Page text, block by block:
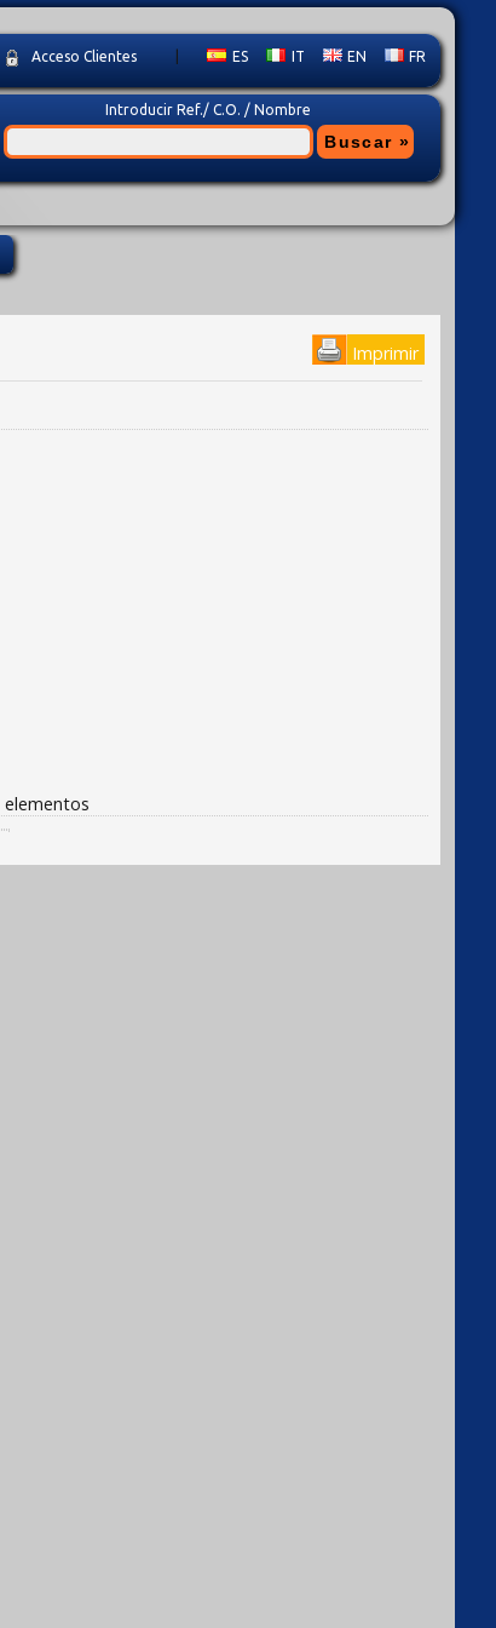
Acceso Clientes ES IT EN FR
Introducir Ref./ C.O. / Nombre
Imprimir
elementos